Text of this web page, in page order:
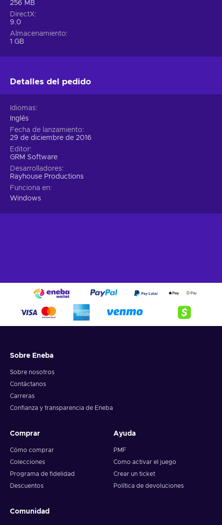
256 MB
DirectX
9.0
Almacenamiento
1 GB
Detalles del pedido
Idiomas
Inglés
Fecha de lanzamiento
29 de diciembre de 2016
Editor
GRM Software
Desarrolladores
Rayhouse Productions
Funciona en
Windows
Sobre Eneba
Sobre nosotros
Contáctanos
Carreras
Confianza y transparencia de Eneba
Comprar
Cómo comprar
Colecciones
Programa de fidelidad
Descuentos
Ayuda
PMF
Como activar el juego
Crear un ticket
Política de devoluciones
Comunidad